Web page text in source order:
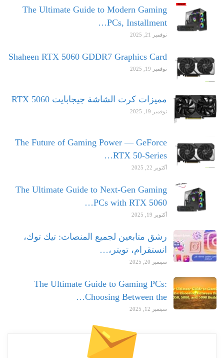
The Ultimate Guide to Modern Gaming
PCs, Installment…
نوفمبر 21, 2025
Shaheen RTX 5060 GDDR7 Graphics Card
نوفمبر 19, 2025
مميزات كرت الشاشة جيجابايت RTX 5060
نوفمبر 19, 2025
The Future of Gaming Power — GeForce
RTX 50-Series…
أكتوبر 22, 2025
The Ultimate Guide to Next-Gen Gaming
PCs with RTX 5060…
أكتوبر 19, 2025
رشق متابعين لجميع المنصات: تيك توك،
انستقرام، تويتر،…
سبتمبر 20, 2025
The Ultimate Guide to Gaming PCs:
Choosing Between the…
سبتمبر 12, 2025